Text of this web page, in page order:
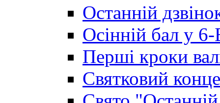
Останній
Осінній бал у 6-
Перші кроки
Святковий